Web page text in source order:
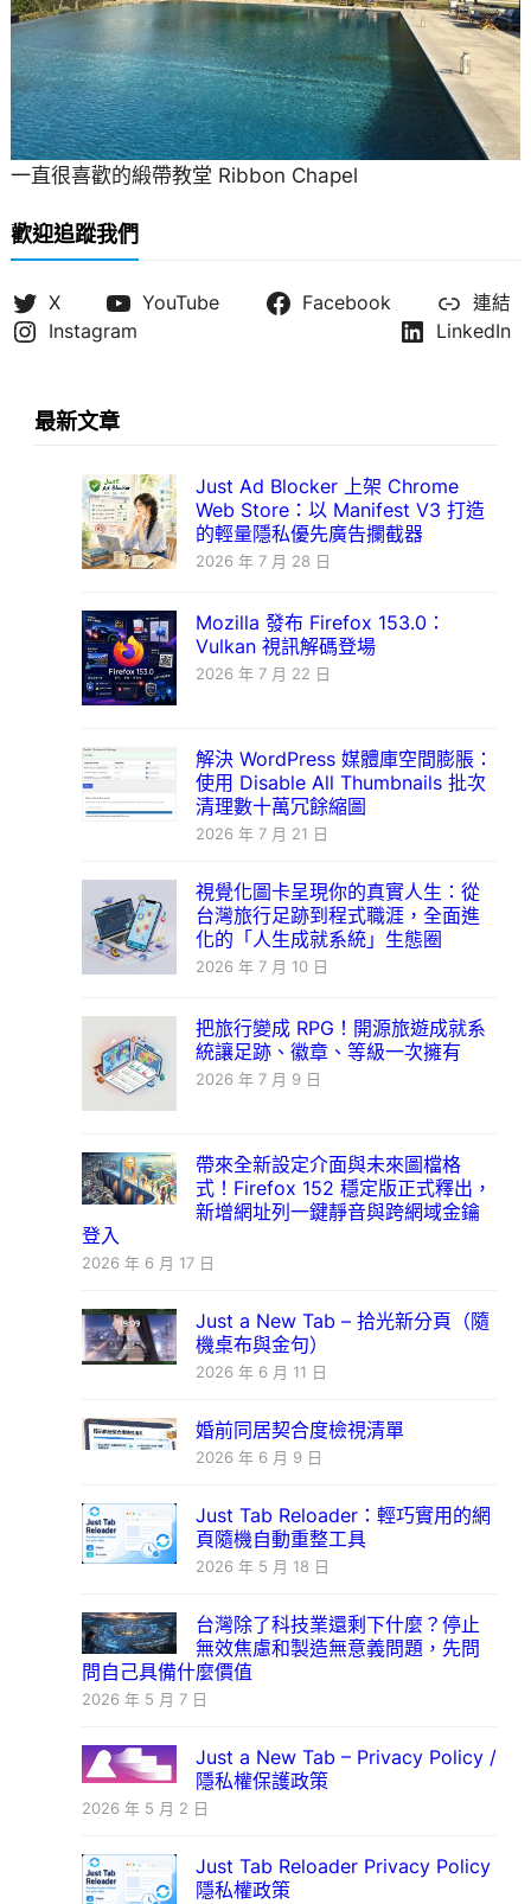
一直很喜歡的緞帶教堂 Ribbon Chapel
歡迎追蹤我們
X YouTube Facebook
連結
Instagram
LinkedIn
最新文章
Just Ad Blocker 上架 Chrome
Web Store：以 Manifest V3 打造
的輕量隱私優先廣告攔截器
2026 年 7 月 28 日
Mozilla 發布 Firefox 153.0：
Vulkan 視訊解碼登場
2026 年 7 月 22 日
解決 WordPress 媒體庫空間膨脹：
使用 Disable All Thumbnails 批次
清理數十萬冗餘縮圖
2026 年 7 月 21 日
視覺化圖卡呈現你的真實人生：從
台灣旅行足跡到程式職涯，全面進
化的「人生成就系統」生態圈
2026 年 7 月 10 日
把旅行變成 RPG！開源旅遊成就系
統讓足跡、徽章、等級一次擁有
2026 年 7 月 9 日
帶來全新設定介面與未來圖檔格
式！Firefox 152 穩定版正式釋出，
新增網址列一鍵靜音與跨網域金鑰
登入
2026 年 6 月 17 日
Just a New Tab – 拾光新分頁（隨
機桌布與金句）
2026 年 6 月 11 日
婚前同居契合度檢視清單
2026 年 6 月 9 日
Just Tab Reloader：輕巧實用的網
頁隨機自動重整工具
2026 年 5 月 18 日
台灣除了科技業還剩下什麼？停止
無效焦慮和製造無意義問題，先問
問自己具備什麼價值
2026 年 5 月 7 日
Just a New Tab – Privacy Policy /
隱私權保護政策
2026 年 5 月 2 日
Just Tab Reloader Privacy Policy
隱私權政策